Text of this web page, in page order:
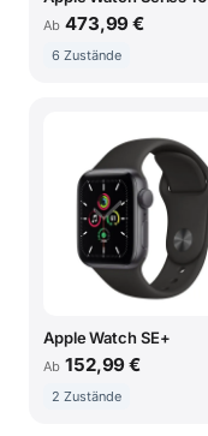
Ab 473,99 €
6 Zustände
Apple Watch SE+
Ab 152,99 €
2 Zustände